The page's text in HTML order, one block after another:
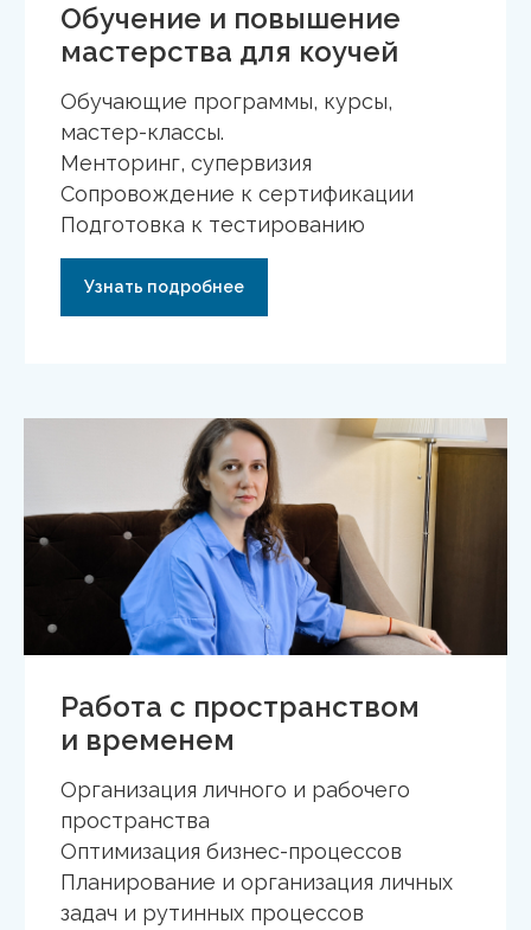
Обучение и повышение
мастерства для коучей
Обучающие программы, курсы,
мастер-классы.
Менторинг, супервизия
Сопровождение к сертификации
Подготовка к тестированию
Узнать подробнее
Работа с пространством
и временем
Организация личного и рабочего
пространства
Оптимизация бизнес-процессов
Планирование и организация личных
задач и рутинных процессов